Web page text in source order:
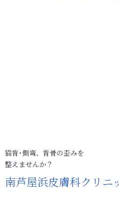
猫背･側弯、背骨の歪みを
整えませんか？
南芦屋浜皮膚科クリニ